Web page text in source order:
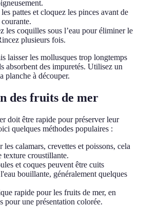
pattes et cloquez les pinces avant de
les coquilles sous l’eau pour éliminer le
plusieurs fois.
laisser les mollusques trop longtemps
absorbent des impuretés. Utilisez un
planche à découper.
des fruits de mer
doit être rapide pour préserver leur
quelques méthodes populaires :
les calamars, crevettes et poissons, cela
texture croustillante.
et coques peuvent être cuits
bouillante, généralement quelques
rapide pour les fruits de mer, en
pour une présentation colorée.